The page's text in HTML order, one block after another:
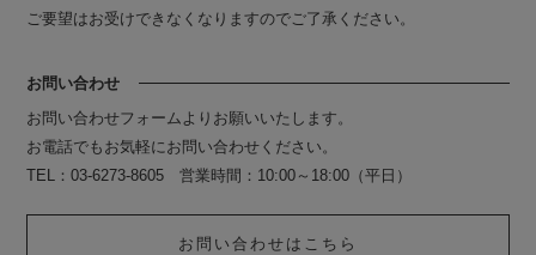
ご要望はお受けできなくなりますのでご了承ください。
お問い合わせ
お問い合わせフォームよりお願いいたします。
お電話でもお気軽にお問い合わせください。
TEL：03-6273-8605 営業時間：10:00～18:00（平日）
お問い合わせはこちら